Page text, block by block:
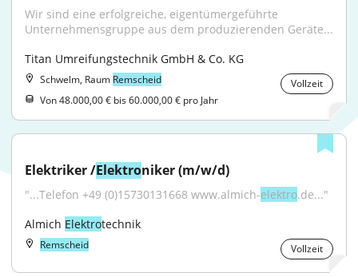
Wir sind eine erfolgreiche, eigentümer­geführte
Unternehmensgruppe aus dem produzierenden Geräte...
Titan Umreifungstechnik GmbH & Co. KG
Schwelm, Raum Remscheid
Vollzeit
Von 48.000,00 € bis 60.000,00 € pro Jahr
Elektriker /Elektroniker (m/w/d)
"...Telefon +49 (0)15730131668 www.almich-elektro.de..."
Almich Elektrotechnik
Remscheid Vollzeit